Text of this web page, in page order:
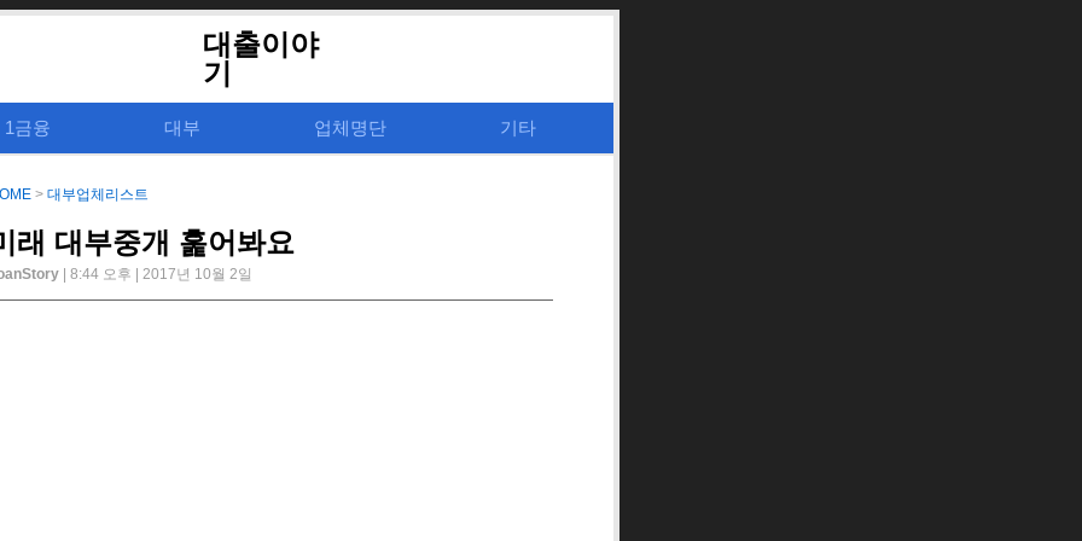
대출이야
기
1금융 대부 업체명단 기타
> 대부업체리스트
래 대부중개 훑어봐요
| 8:44 오후 | 2017년 10월 2일